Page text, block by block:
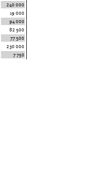
240 000
19 000
94 000
82 500
77 500
230 000
7 750